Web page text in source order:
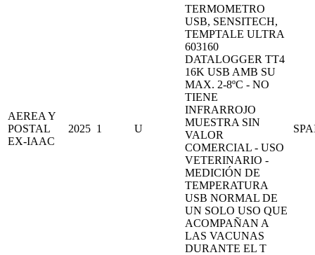
AEREA Y
POSTAL
EX-IAAC
2025 1 U
TERMOMETRO
USB, SENSITECH,
TEMPTALE ULTRA
603160
DATALOGGER TT4
16K USB AMB SU
MAX. 2-8ºC - NO
TIENE
INFRARROJO
MUESTRA SIN
VALOR
COMERCIAL - USO
VETERINARIO -
MEDICIÓN DE
TEMPERATURA
USB NORMAL DE
UN SOLO USO QUE
ACOMPAÑAN A
LAS VACUNAS
DURANTE EL T